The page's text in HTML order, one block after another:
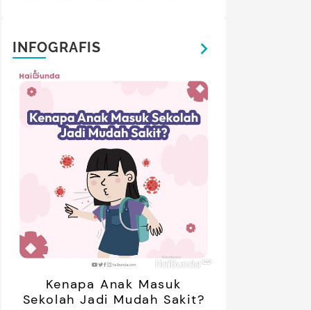
INFOGRAFIS
Kenapa Anak Masuk
Sekolah Jadi Mudah Sakit?